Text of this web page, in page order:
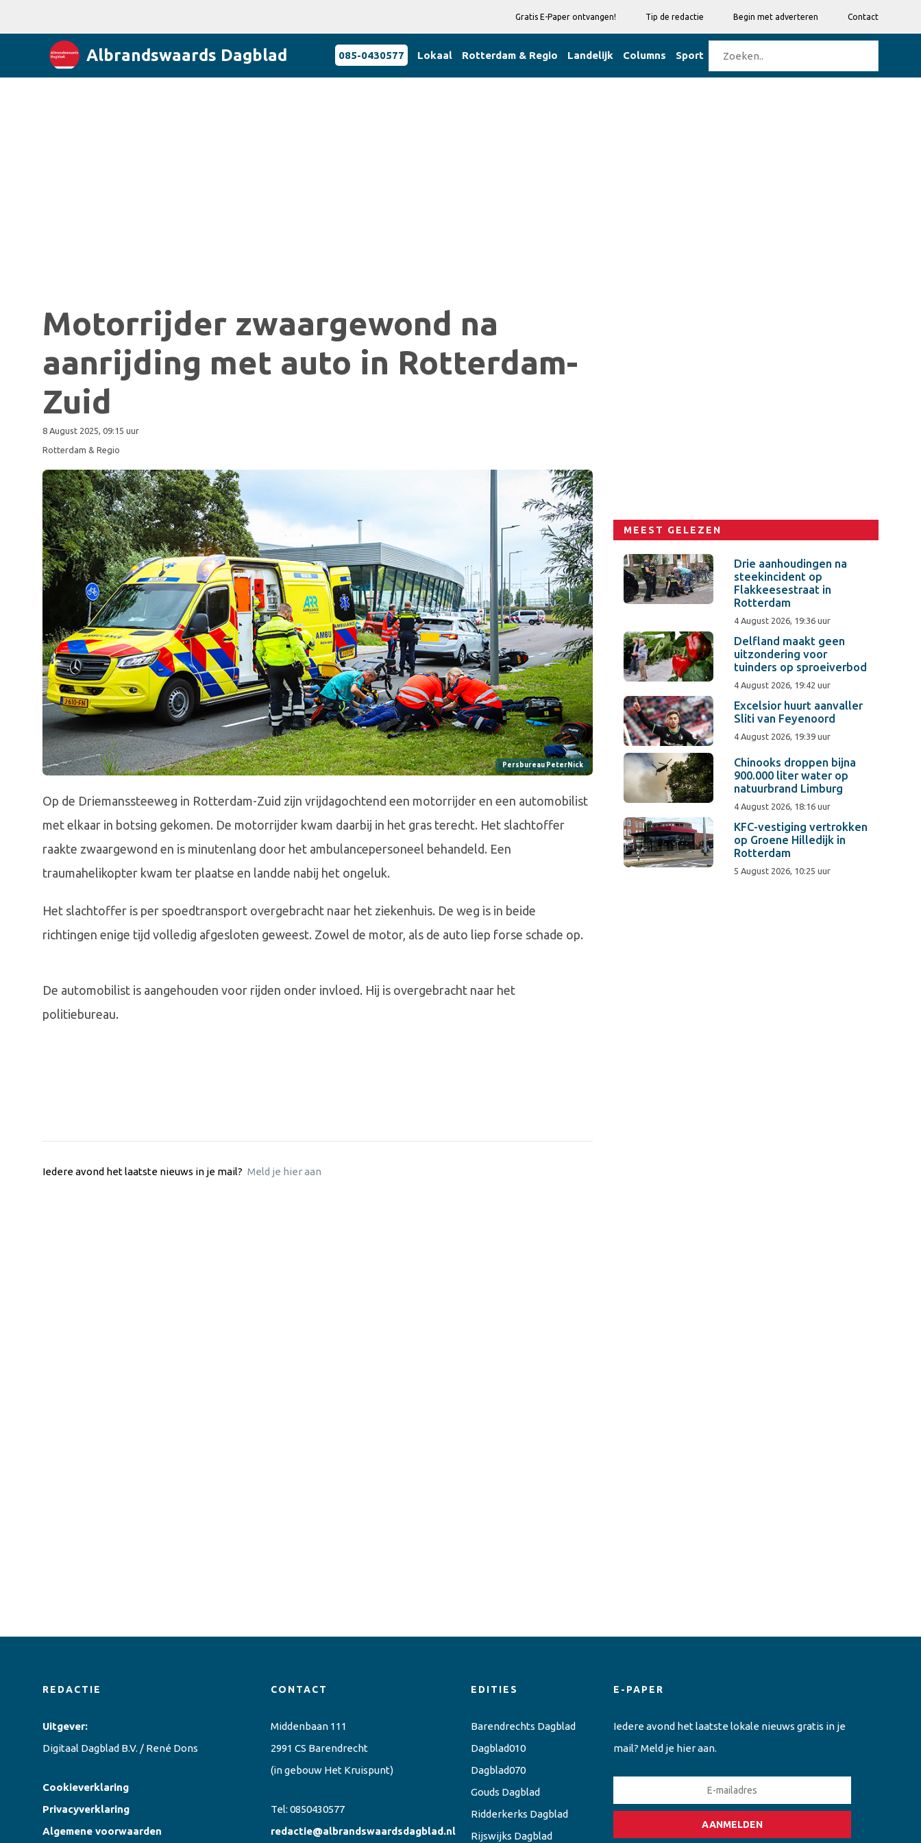
Gratis E-Paper ontvangen! Tip de redactie Begin met adverteren Contact
Albrandswaards Dagblad 085-0430577 Lokaal Rotterdam & Regio Landelijk Columns Sport
Motorrijder zwaargewond na
aanrijding met auto in Rotterdam-
Zuid
8 August 2025, 09:15 uur
Rotterdam & Regio
Persbureau PeterNick
Op de Driemanssteeweg in Rotterdam-Zuid zijn vrijdagochtend een motorrijder en een automobilist
met elkaar in botsing gekomen. De motorrijder kwam daarbij in het gras terecht. Het slachtoffer
raakte zwaargewond en is minutenlang door het ambulancepersoneel behandeld. Een
traumahelikopter kwam ter plaatse en landde nabij het ongeluk.
Het slachtoffer is per spoedtransport overgebracht naar het ziekenhuis. De weg is in beide
richtingen enige tijd volledig afgesloten geweest. Zowel de motor, als de auto liep forse schade op.
De automobilist is aangehouden voor rijden onder invloed. Hij is overgebracht naar het
politiebureau.
Iedere avond het laatste nieuws in je mail? Meld je hier aan
MEEST GELEZEN
Drie aanhoudingen na
steekincident op
Flakkeesestraat in
Rotterdam
4 August 2026, 19:36 uur
Delfland maakt geen
uitzondering voor
tuinders op sproeiverbod
4 August 2026, 19:42 uur
Excelsior huurt aanvaller
Sliti van Feyenoord
4 August 2026, 19:39 uur
Chinooks droppen bijna
900.000 liter water op
natuurbrand Limburg
4 August 2026, 18:16 uur
KFC-vestiging vertrokken
op Groene Hilledijk in
Rotterdam
5 August 2026, 10:25 uur
REDACTIE
Uitgever:
Digitaal Dagblad B.V. / René Dons
Cookieverklaring
Privacyverklaring
Algemene voorwaarden
CONTACT
Middenbaan 111
2991 CS Barendrecht
(in gebouw Het Kruispunt)
Tel: 0850430577
redactie@albrandswaardsdagblad.nl
EDITIES
Barendrechts Dagblad
Dagblad010
Dagblad070
Gouds Dagblad
Ridderkerks Dagblad
Rijswijks Dagblad
E-PAPER
Iedere avond het laatste lokale nieuws gratis in je
mail? Meld je hier aan.